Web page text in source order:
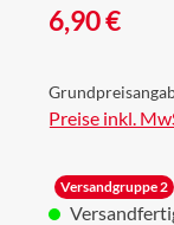
Regulärer Preis:
6,90 €
Preise inkl.
Versandgruppe 2